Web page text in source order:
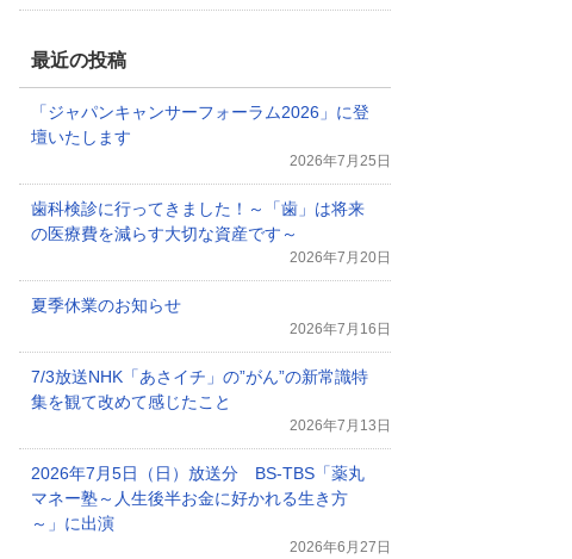
最近の投稿
「ジャパンキャンサーフォーラム2026」に登
壇いたします
2026年7月25日
歯科検診に行ってきました！～「歯」は将来
の医療費を減らす大切な資産です～
2026年7月20日
夏季休業のお知らせ
2026年7月16日
7/3放送NHK「あさイチ」の”がん”の新常識特
集を観て改めて感じたこと
2026年7月13日
2026年7月5日（日）放送分 BS-TBS「薬丸
マネー塾～人生後半お金に好かれる生き方
～」に出演
2026年6月27日